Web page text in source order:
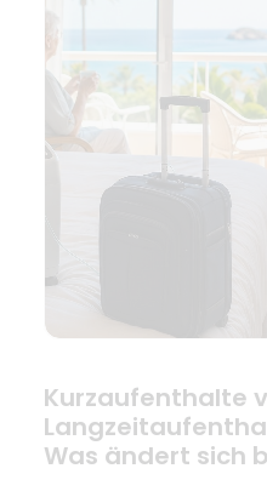
Kurzaufenthalte
Was ändert sich